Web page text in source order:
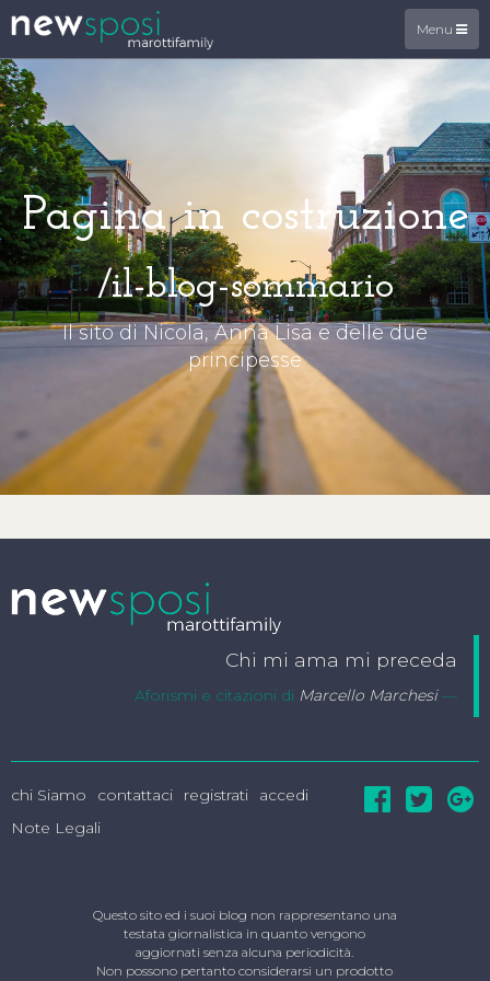
Menu
Pagina in costruzione
/il-blog-sommario
Il sito di Nicola, Anna Lisa e delle due
principesse
Chi mi ama mi preceda
Aforismi e citazioni di Marcello Marchesi
chi Siamo contattaci registrati
accedi
Note Legali
Questo sito ed i suoi blog non rappresentano una
testata giornalistica in quanto vengono
aggiornati senza alcuna periodicità.
Non possono pertanto considerarsi un prodotto